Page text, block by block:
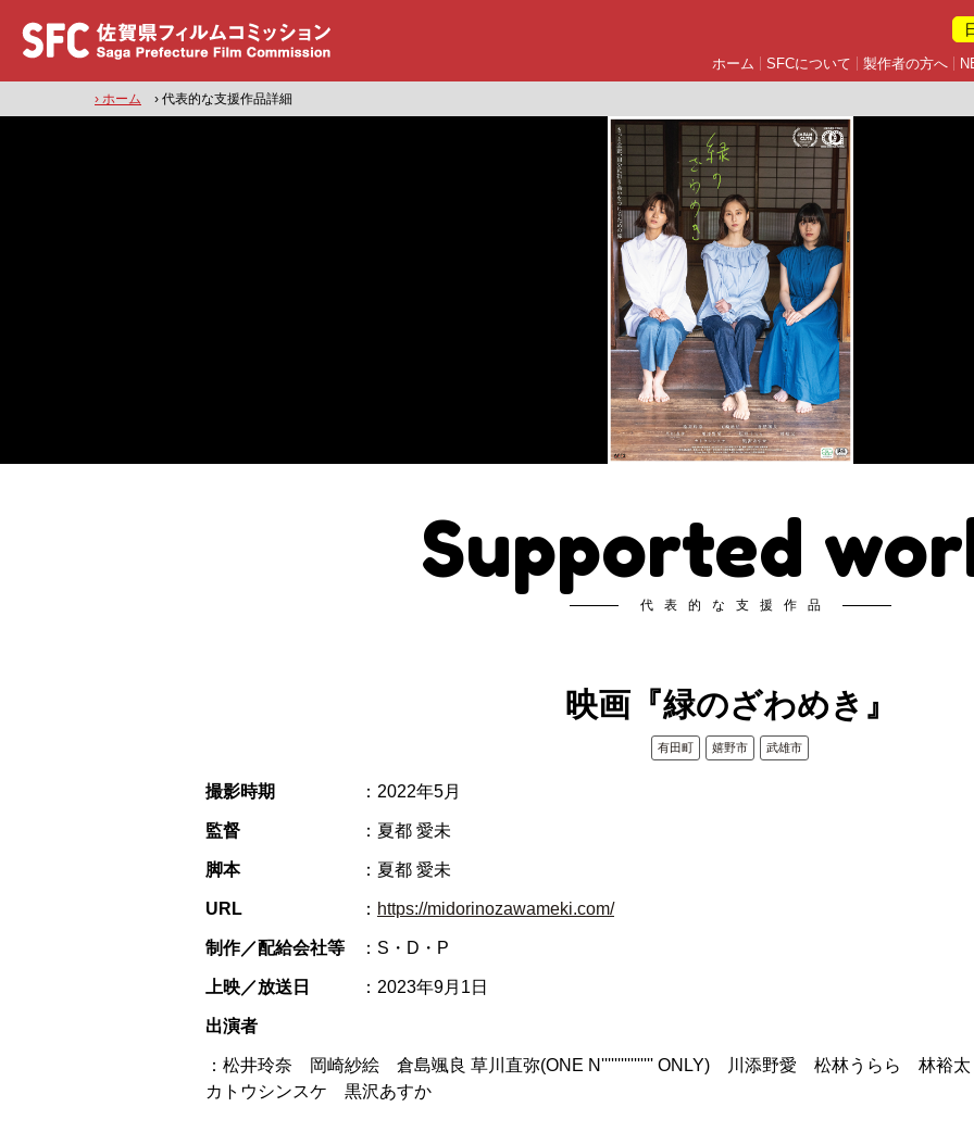
ホーム SFCについて 製作者の方へ
› ホーム › 代表的な支援作品詳細
Supported
代表的な支援作品
映画『緑のざわめき』
有田町 嬉野市 武雄市
撮影時期 ：2022年5月
監督 ：夏都 愛未
脚本 ：夏都 愛未
URL ： https://midorinozawameki.com/
制作／配給会社等 ：S・D・P
上映／放送日 ：2023年9月1日
出演者
：松井玲奈 岡崎紗絵 倉島颯良 草川直弥(ONE N'''''''''''''''' ONLY) 川添野愛 松林うらら 林裕太
カトウシンスケ 黒沢あすか